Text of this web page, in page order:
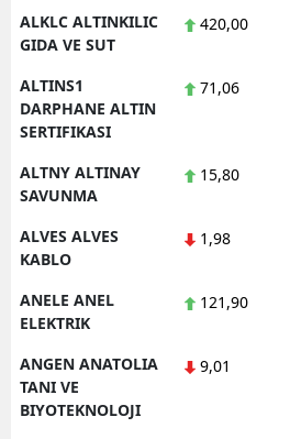
ALKLC ALTINKILIC
GIDA VE SUT
420,00
ALTINS1
DARPHANE ALTIN
SERTIFIKASI
71,06
ALTNY ALTINAY
SAVUNMA
15,80
ALVES ALVES
KABLO
1,98
ANELE ANEL
ELEKTRIK
121,90
ANGEN ANATOLIA
TANI VE
BIYOTEKNOLOJI
9,01